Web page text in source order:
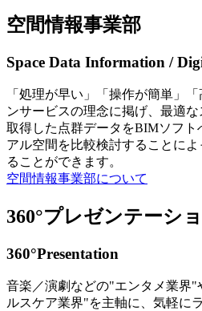
空間情報事業部
Space Data Information /
「処理が早い」「操作が簡単」
ンサービスの理念に掲げ、最適な
取得した点群データをBIMソフト
アル空間を比較検討することに
ることができます。
空間情報事業部について
360°プレゼンテーシ
360°Presentation
音楽／演劇などの"エンタメ業界
ルスケア業界"を主軸に、気軽に